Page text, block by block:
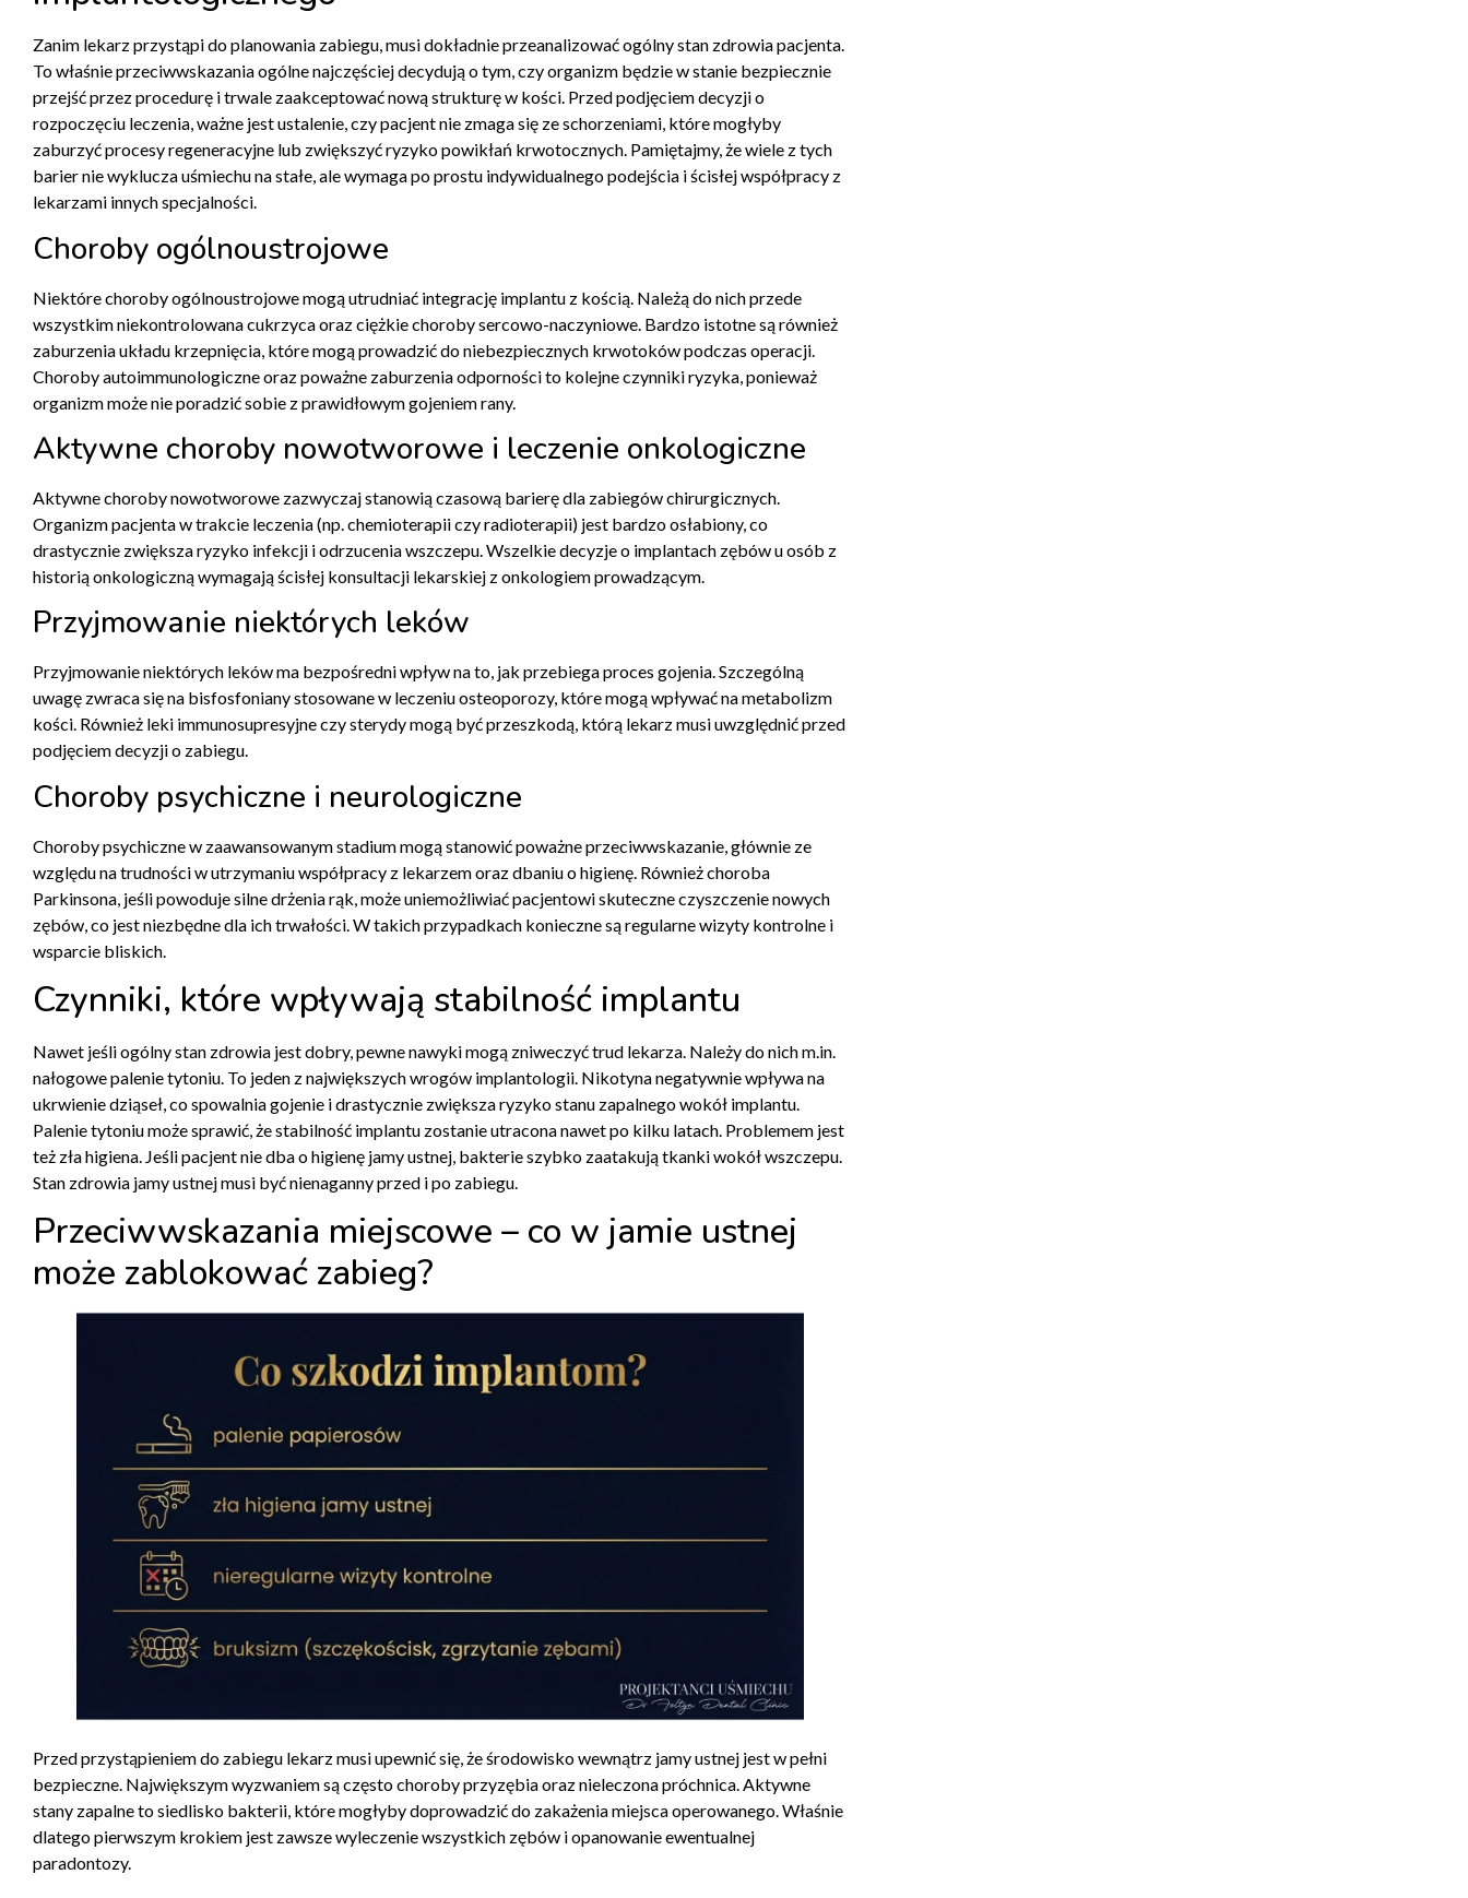
Zanim lekarz przystąpi do planowania zabiegu, musi dokładnie przeanalizować ogólny stan zdrowia pacjenta.
To właśnie przeciwwskazania ogólne najczęściej decydują o tym, czy organizm będzie w stanie bezpiecznie
przejść przez procedurę i trwale zaakceptować nową strukturę w kości. Przed podjęciem decyzji o
rozpoczęciu leczenia, ważne jest ustalenie, czy pacjent nie zmaga się ze schorzeniami, które mogłyby
zaburzyć procesy regeneracyjne lub zwiększyć ryzyko powikłań krwotocznych. Pamiętajmy, że wiele z tych
barier nie wyklucza uśmiechu na stałe, ale wymaga po prostu indywidualnego podejścia i ścisłej współpracy z
lekarzami innych specjalności.
Choroby ogólnoustrojowe
Niektóre choroby ogólnoustrojowe mogą utrudniać integrację implantu z kością. Należą do nich przede
wszystkim niekontrolowana cukrzyca oraz ciężkie choroby sercowo-naczyniowe. Bardzo istotne są również
zaburzenia układu krzepnięcia, które mogą prowadzić do niebezpiecznych krwotoków podczas operacji.
Choroby autoimmunologiczne oraz poważne zaburzenia odporności to kolejne czynniki ryzyka, ponieważ
organizm może nie poradzić sobie z prawidłowym gojeniem rany.
Aktywne choroby nowotworowe i leczenie onkologiczne
Aktywne choroby nowotworowe zazwyczaj stanowią czasową barierę dla zabiegów chirurgicznych.
Organizm pacjenta w trakcie leczenia (np. chemioterapii czy radioterapii) jest bardzo osłabiony, co
drastycznie zwiększa ryzyko infekcji i odrzucenia wszczepu. Wszelkie decyzje o implantach zębów u osób z
historią onkologiczną wymagają ścisłej konsultacji lekarskiej z onkologiem prowadzącym.
Przyjmowanie niektórych leków
Przyjmowanie niektórych leków ma bezpośredni wpływ na to, jak przebiega proces gojenia. Szczególną
uwagę zwraca się na bisfosfoniany stosowane w leczeniu osteoporozy, które mogą wpływać na metabolizm
kości. Również leki immunosupresyjne czy sterydy mogą być przeszkodą, którą lekarz musi uwzględnić przed
podjęciem decyzji o zabiegu.
Choroby psychiczne i neurologiczne
Choroby psychiczne w zaawansowanym stadium mogą stanowić poważne przeciwwskazanie, głównie ze
względu na trudności w utrzymaniu współpracy z lekarzem oraz dbaniu o higienę. Również choroba
Parkinsona, jeśli powoduje silne drżenia rąk, może uniemożliwiać pacjentowi skuteczne czyszczenie nowych
zębów, co jest niezbędne dla ich trwałości. W takich przypadkach konieczne są regularne wizyty kontrolne i
wsparcie bliskich.
Czynniki, które wpływają stabilność implantu
Nawet jeśli ogólny stan zdrowia jest dobry, pewne nawyki mogą zniweczyć trud lekarza. Należy do nich m.in.
nałogowe palenie tytoniu. To jeden z największych wrogów implantologii. Nikotyna negatywnie wpływa na
ukrwienie dziąseł, co spowalnia gojenie i drastycznie zwiększa ryzyko stanu zapalnego wokół implantu.
Palenie tytoniu może sprawić, że stabilność implantu zostanie utracona nawet po kilku latach. Problemem jest
też zła higiena. Jeśli pacjent nie dba o higienę jamy ustnej, bakterie szybko zaatakują tkanki wokół wszczepu.
Stan zdrowia jamy ustnej musi być nienaganny przed i po zabiegu.
Przeciwwskazania miejscowe – co w jamie ustnej
może zablokować zabieg?
Przed przystąpieniem do zabiegu lekarz musi upewnić się, że środowisko wewnątrz jamy ustnej jest w pełni
bezpieczne. Największym wyzwaniem są często choroby przyzębia oraz nieleczona próchnica. Aktywne
stany zapalne to siedlisko bakterii, które mogłyby doprowadzić do zakażenia miejsca operowanego. Właśnie
dlatego pierwszym krokiem jest zawsze wyleczenie wszystkich zębów i opanowanie ewentualnej
paradontozy.